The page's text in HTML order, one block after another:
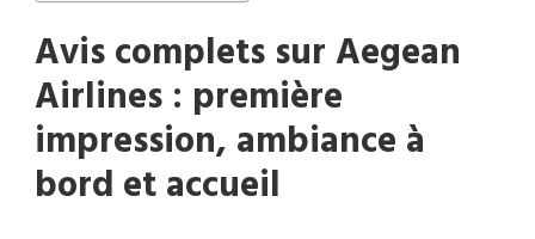
Avis complets sur Aegean
Airlines : première
impression, ambiance à
bord et accueil